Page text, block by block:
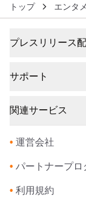
トップ エンタ
プレスリリース
サポート
関連サービス
• 運営会社
• パートナープロ
• 利用規約